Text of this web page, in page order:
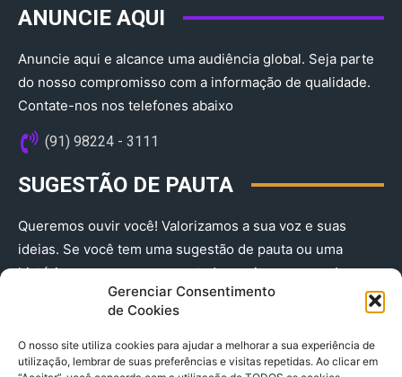
Gerenciar Consentimento
de Cookies
O nosso site utiliza cookies para ajudar a melhorar a sua experiência de
utilização, lembrar de suas preferências e visitas repetidas. Ao clicar em
ANUNCIE AQUI
Anuncie aqui e alcance uma audiência global. Seja parte
do nosso compromisso com a informação de qualidade.
Contate-nos nos telefones abaixo
(91) 98224 - 3111
SUGESTÃO DE PAUTA
Queremos ouvir você! Valorizamos a sua voz e suas
ideias. Se você tem uma sugestão de pauta ou uma
história que merece ser contada, envie-nos agora!
(91) 98224 - 3111